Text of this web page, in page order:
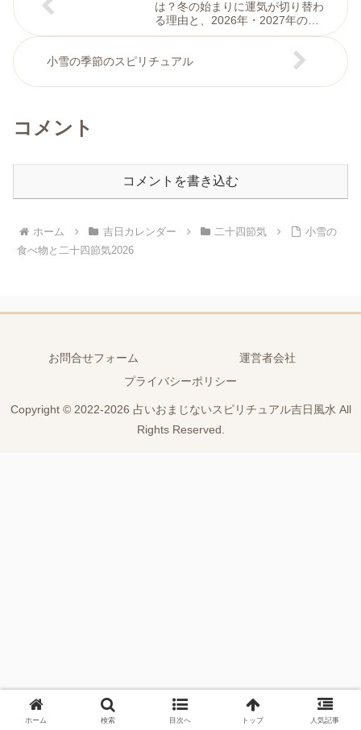
は？冬の始まりに運気が切り替わ
る理由と、2026年・2027年の整
え方
小雪の季節のスピリチュアル
コメント
コメントを書き込む
ホーム 吉日カレンダー 二十四節気
小雪の
食べ物と二十四節気2026
お問合せフォーム
運営者会社
プライバシーポリシー
Copyright © 2022-2026 占いおまじないスピリチュアル吉日風水 All
Rights Reserved.
ホーム 検索 目次へ トップ 人気記事